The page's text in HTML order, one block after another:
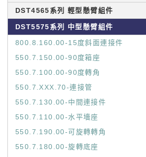
DST4565系列 輕型懸臂組件
DST5575系列 中型懸臂組件
800.8.160.00-15度斜面連接件
550.7.150.00-90度箱座
550.7.100.00-90度轉角
550.7.XXX.70-連接管
550.7.130.00-中間連接件
550.7.110.00-水平墻座
550.7.190.00-可旋轉轉角
550.7.180.00-旋轉底座